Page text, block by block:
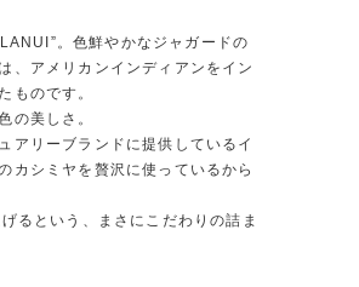
。色鮮やかなジャガードの
、アメリカンインディアンをイン
ものです。
の美しさ。
アリーブランドに提供しているイ
カシミヤを贅沢に使っているから
るという、まさにこだわりの詰ま